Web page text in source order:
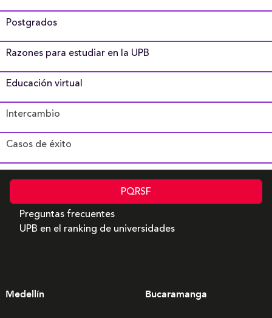
Postgrados
Razones para estudiar en la UPB
Educación virtual
Intercambio
Casos de éxito
PQRSF
Preguntas frecuentes
UPB en el ranking de universidades
Medellín Bucaramanga